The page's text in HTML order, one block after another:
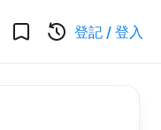
登記 / 登入